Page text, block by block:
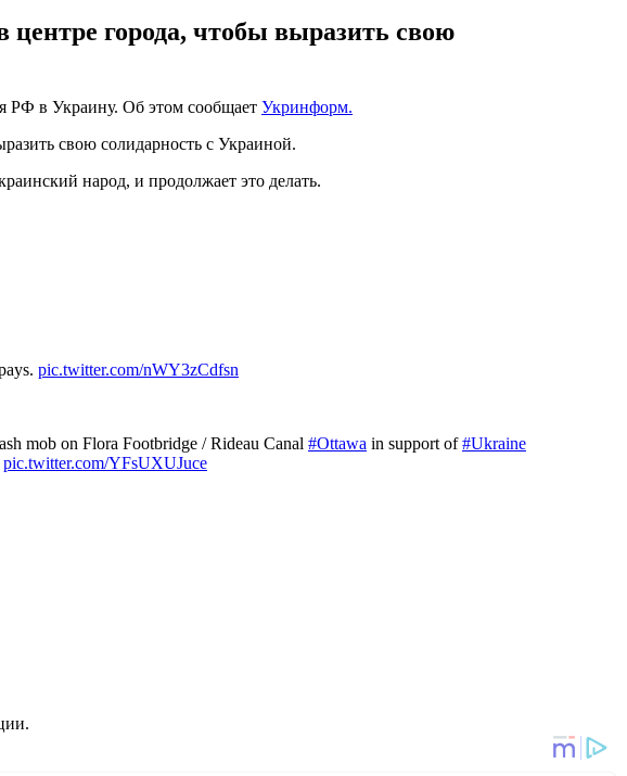
центре города, чтобы выразить свою
РФ в Украину. Об этом сообщает Укринформ.
свою солидарность с Украиной.
народ, и продолжает это делать.
pic.twitter.com/nWY3zCdfsn
mob on Flora Footbridge / Rideau Canal #Ottawa in support of#Ukraine
pic.twitter.com/YFsUXUJuce